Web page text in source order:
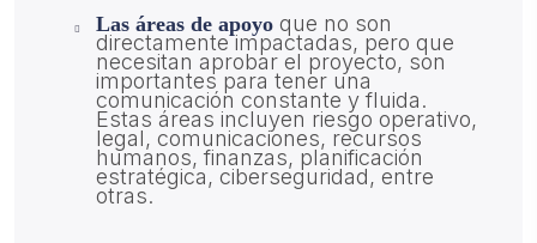
Las áreas de apoyo que no son
directamente impactadas, pero que
necesitan aprobar el proyecto, son
importantes para tener una
comunicación constante y fluida.
Estas áreas incluyen riesgo operativo,
legal, comunicaciones, recursos
humanos, finanzas, planificación
estratégica, ciberseguridad, entre
otras.